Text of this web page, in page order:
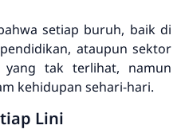
setiap buruh, baik di
ataupun sektor
yang tak terlihat, namun
kehidupan sehari-hari.
Lini